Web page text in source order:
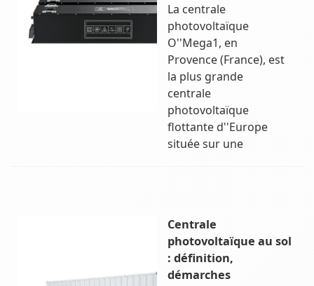
La centrale
photovoltaïque
O''Mega1, en
Provence (France), est
la plus grande
centrale
photovoltaïque
flottante d''Europe
située sur une
Centrale
photovoltaïque au sol
: définition,
démarches